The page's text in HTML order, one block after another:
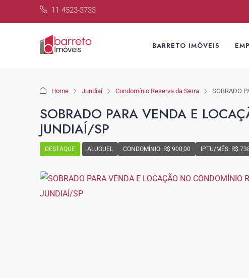
11 4523-3733
BARRETO IMÓVEIS
Home Jundiaí Condomínio Reserva da Serra SOBRADO
SOBRADO PARA VENDA E
JUNDIAÍ/SP
DESTAQUE ALUGUEL CONDOMÍNIO: R$ 900,00 IPTU/MÊS: R$